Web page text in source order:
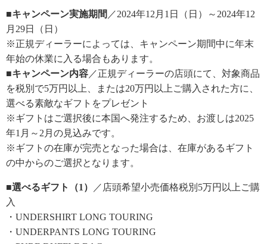
■キャンペーン実施期間 ／2024年12月1日（日）～2024年12
月29日（日）
※正規ディーラーによっては、キャンペーン期間中に年末
年始の休業に入る場合もあります。
■キャンペーン内容 ／正規ディーラーの店頭にて、対象商品
を税別で5万円以上、または20万円以上ご購入された方に、
選べる素敵なギフトをプレゼント
※ギフトはご選択後に本国へ発注するため、お渡しは2025
年1月～2月の見込みです。
※ギフトの在庫が完売となった場合は、在庫があるギフト
の中からのご選択となります。
■選べるギフト（1）
／店頭希望小売価格税別5万円以上ご購
入
・UNDERSHIRT LONG TOURING
・UNDERPANTS LONG TOURING